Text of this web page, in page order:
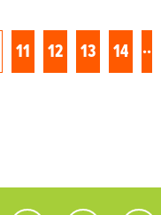
11 12 13 14 ..